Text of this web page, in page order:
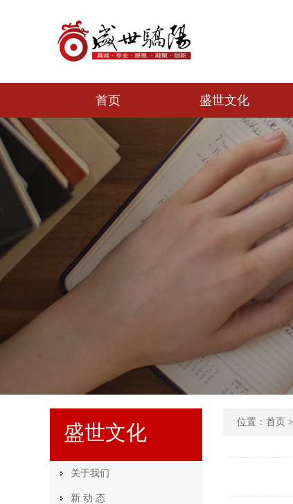
首页 盛世文化
盛世文化
关于我们
新 动 态
位置： 首页